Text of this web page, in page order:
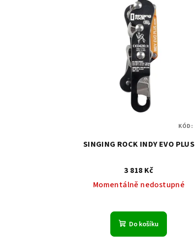
SINGING ROCK INDY EVO PLUS
3 818 Kč
Momentálně nedostupné
Do košíku
KÓD: